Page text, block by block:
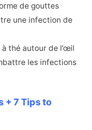
de gouttes
une infection de
à thé autour de l’œil
les infections
+ 7 Tips to